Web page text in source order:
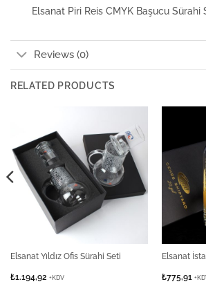
Elsanat Piri Reis CMYK Başucu Sürahi
Reviews (0)
RELATED PRODUCTS
Elsanat Yıldız Ofis Sürahi Seti
₺1.194,92 +KDV
Elsanat
₺775,91